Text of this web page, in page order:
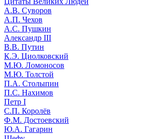
А.В. Суворов
А.П. Чехов
А.С. Пушкин
Александр III
В.В. Путин
К.Э. Циолковский
М.Ю. Ломоносов
М.Ю. Толстой
П.А. Столыпин
П.С. Нахимов
Петр I
С.П. Королёв
Ф.М. Достоевский
Ю.А. Гагарин